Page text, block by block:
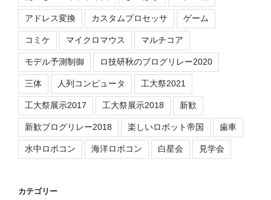
アドレス変換 カスタムプロセッサ ゲーム
コミケ マイクロマウス マルチコア
モデル予測制御 ロ技研秋のブログリレー2020
三体 人列コンピュータ 工大祭2021
工大祭展示2017 工大祭展示2018 新歓
新歓ブログリレー2018 楽しいロボット帝国 歯車
水中ロボコン 海洋ロボコン 白星会 見学会
カテゴリー